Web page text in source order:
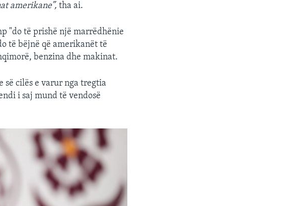
amerikane”,tha ai.
"do të prishë një marrëdhënie
të bëjnë që amerikanët të
benzina dhe makinat.
së cilës e varur nga tregtia
i saj mund të vendosë